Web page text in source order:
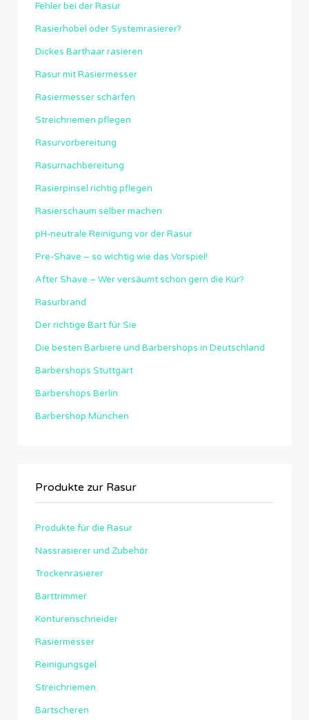
Fehler bei der Rasur
Rasierhobel oder Systemrasierer?
Dickes Barthaar rasieren
Rasur mit Rasiermesser
Rasiermesser schärfen
Streichriemen pflegen
Rasurvorbereitung
Rasurnachbereitung
Rasierpinsel richtig pflegen
Rasierschaum selber machen
pH-neutrale Reinigung vor der Rasur
Pre-Shave – so wichtig wie das Vorspiel!
After Shave – Wer versäumt schon gern die Kür?
Rasurbrand
Der richtige Bart für Sie
Die besten Barbiere und Barbershops in Deutschland
Barbershops Stuttgart
Barbershops Berlin
Barbershop München
Produkte zur Rasur
Produkte für die Rasur
Nassrasierer und Zubehör
Trockenrasierer
Barttrimmer
Konturenschneider
Rasiermesser
Reinigungsgel
Streichriemen
Bartscheren